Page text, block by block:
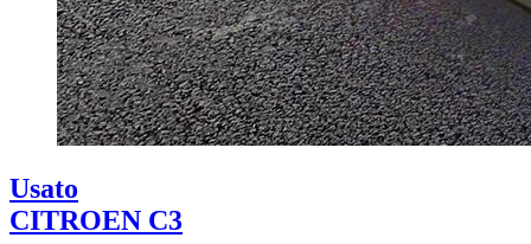
Usato
CITROEN C3